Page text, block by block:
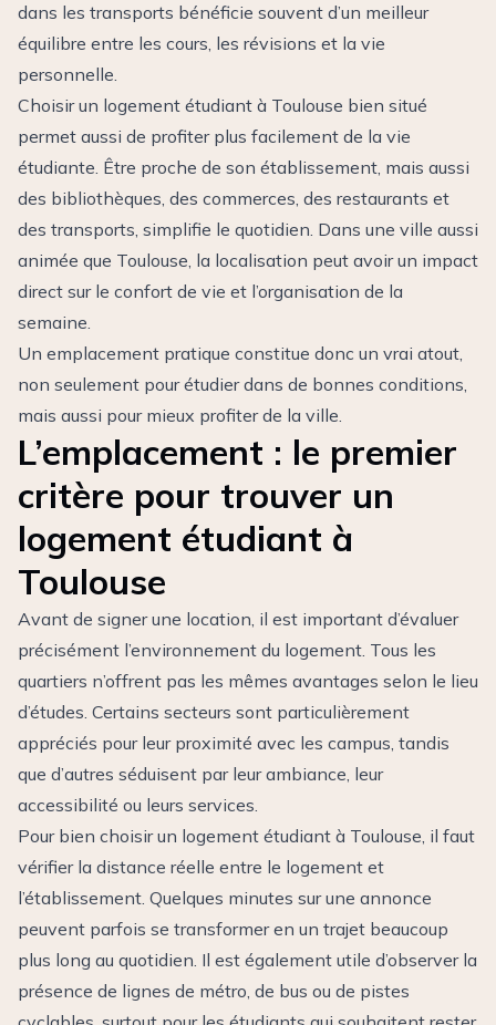
dans les transports bénéficie souvent d’un meilleur
équilibre entre les cours, les révisions et la vie
personnelle.
Choisir un logement étudiant à Toulouse bien situé
permet aussi de profiter plus facilement de la vie
étudiante. Être proche de son établissement, mais aussi
des bibliothèques, des commerces, des restaurants et
des transports, simplifie le quotidien. Dans une ville aussi
animée que Toulouse, la localisation peut avoir un impact
direct sur le confort de vie et l’organisation de la
semaine.
Un emplacement pratique constitue donc un vrai atout,
non seulement pour étudier dans de bonnes conditions,
mais aussi pour mieux profiter de la ville.
L’emplacement : le premier
critère pour trouver un
logement étudiant à
Toulouse
Avant de signer une location, il est important d’évaluer
précisément l’environnement du logement. Tous les
quartiers n’offrent pas les mêmes avantages selon le lieu
d’études. Certains secteurs sont particulièrement
appréciés pour leur proximité avec les campus, tandis
que d’autres séduisent par leur ambiance, leur
accessibilité ou leurs services.
Pour bien choisir un logement étudiant à Toulouse, il faut
vérifier la distance réelle entre le logement et
l’établissement. Quelques minutes sur une annonce
peuvent parfois se transformer en un trajet beaucoup
plus long au quotidien. Il est également utile d’observer la
présence de lignes de métro, de bus ou de pistes